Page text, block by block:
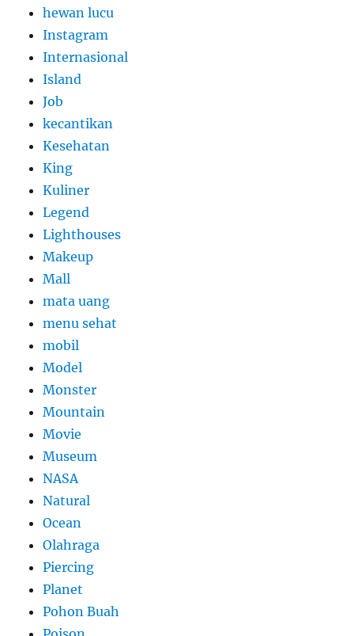
hewan lucu
Instagram
Internasional
Island
Job
kecantikan
Kesehatan
King
Kuliner
Legend
Lighthouses
Makeup
Mall
mata uang
menu sehat
mobil
Model
Monster
Mountain
Movie
Museum
NASA
Natural
Ocean
Olahraga
Piercing
Planet
Pohon Buah